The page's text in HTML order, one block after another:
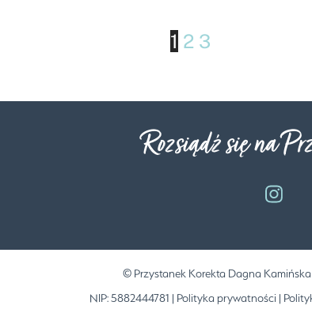
1 2 3
Rozsiądź się na
© Przystanek Korekta Dagna Kamińska
NIP: 5882444781 | Polityka prywatności |